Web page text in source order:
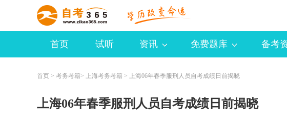
首页 试听 资讯 免费题库 备考
首页 > 考务考籍> 上海考务考籍 > 上海06年春季服刑人员自考成绩日前揭晓
上海06年春季服刑人员自考成绩日前揭晓